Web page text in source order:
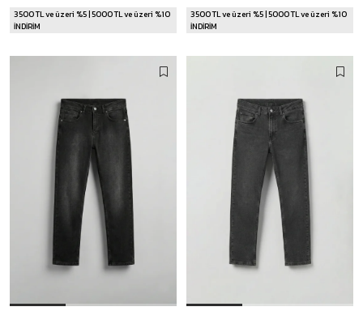
3500 TL ve üzeri %5 | 5000 TL ve üzeri %10
İNDİRİM
3500 TL ve üzeri %5 | 5000 TL ve üzeri %10
İNDİRİM